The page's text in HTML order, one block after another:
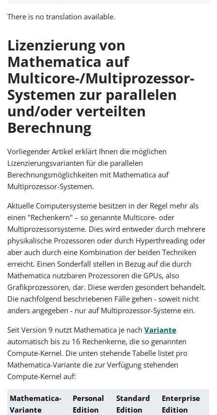
There is no translation available.
Lizenzierung von
Mathematica auf
Multicore-/Multiprozessor-
Systemen zur parallelen
und/oder verteilten
Berechnung
Vorliegender Artikel erklärt Ihnen die möglichen
Lizenzierungsvarianten für die parallelen
Berechnungsmöglichkeiten mit Mathematica auf
Multiprozessor-Systemen.
Aktuelle Computersysteme besitzen in der Regel mehr als
einen "Rechenkern" – so genannte Multicore- oder
Multiprozessorsysteme. Dies wird entweder durch mehrere
physikalische Prozessoren oder durch Hyperthreading oder
aber auch durch eine Kombination der beiden Techniken
erreicht. Einen Sonderfall stellen in Bezug auf die durch
Mathematica nutzbaren Prozessoren die GPUs, also
Grafikprozessoren, dar. Diese werden gesondert behandelt.
Die nachfolgend beschriebenen Fälle gehen - soweit nicht
anders angegeben - nur auf Multiprozessor-Systeme ein.
Seit Version 9 nutzt Mathematica je nachVariante
automatisch bis zu 16 Rechenkerne, die so genannten
Compute-Kernel. Die unten stehende Tabelle listet pro
Mathematica-Variante die zur Verfügung stehenden
Compute-Kernel auf:
Mathematica-
Variante
Personal
Edition
Standard
Edition
Enterprise
Edition